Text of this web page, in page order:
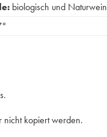
biologisch und Naturwein
nicht kopiert werden.